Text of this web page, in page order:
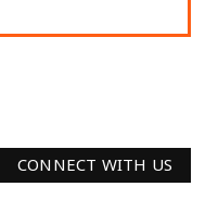
CONNECT WITH US